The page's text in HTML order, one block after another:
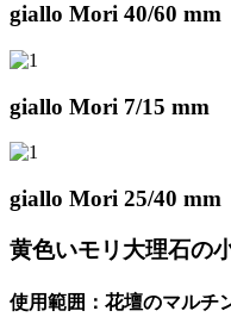
giallo Mori 40/60 mm
giallo Mori 7/15 mm
giallo Mori 25/40 mm
黄色いモリ大理石の
使用範囲：花壇のマルチ